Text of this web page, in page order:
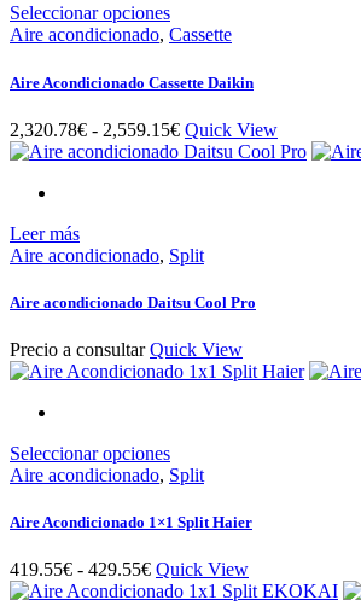
Seleccionar opcionesEste
producto
múltiples
Las
opciones
se
la
página
de
producto
Aire acondicionado, Cassette
Aire Acondicionado Cassette Daikin
2,320.78€ - 2,559.15€Rango
de
2,559.15€
Quick View
Leer más
Aire acondicionado, Split
Aire acondicionado Daitsu Cool Pro
Precio a consultar Quick View
Seleccionar opcionesEste
producto
múltiples
Las
opciones
Aire acondicionado, Split
Aire Acondicionado 1×1 Split Haier
419.55€ - 429.55€Rango
de
Quick View